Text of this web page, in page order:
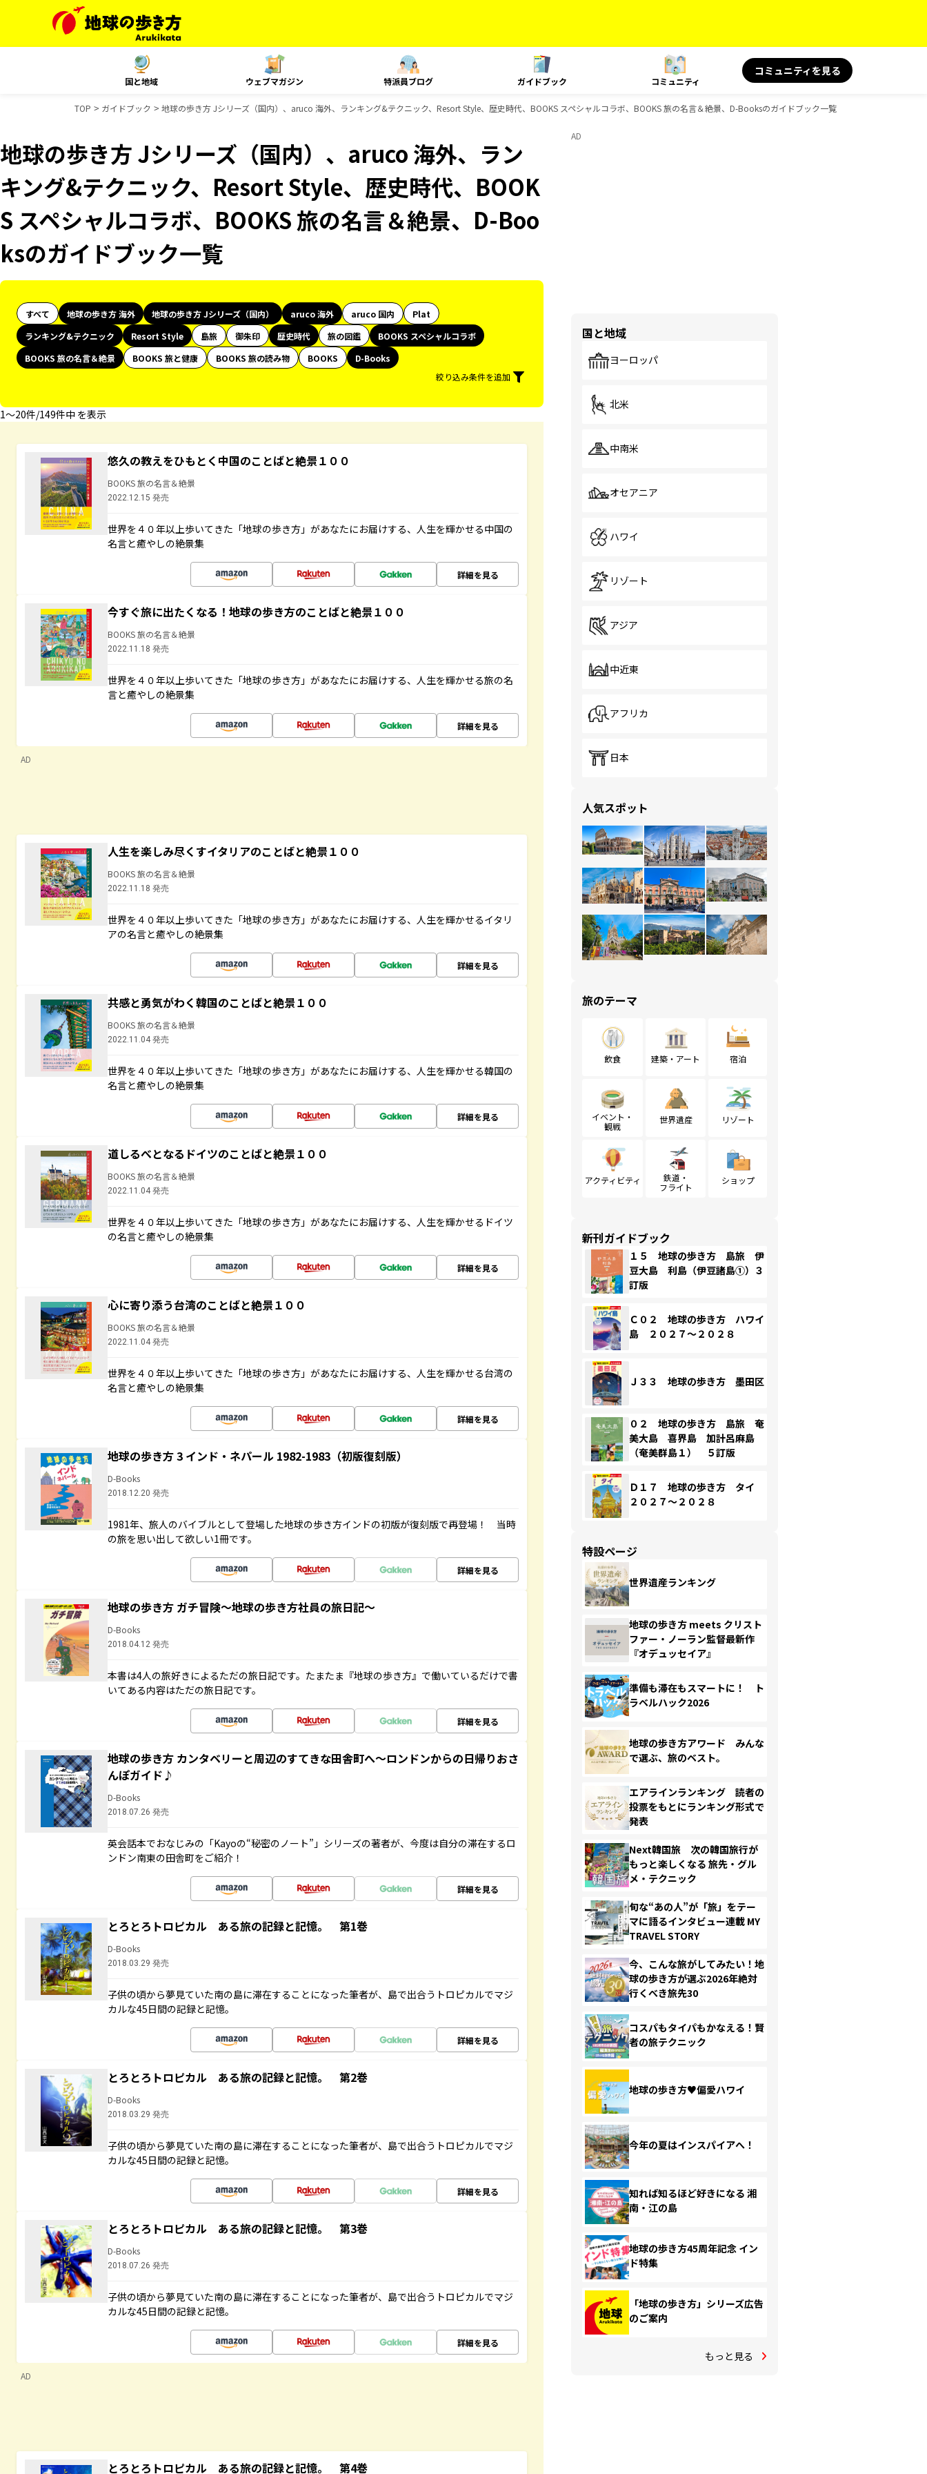
国と地域 ウェブマガジン 特派員ブログ ガイドブック コミュニティ
コミュニティを見る
TOP ガイドブック 地球の歩き方 Jシリーズ（国内）、aruco 海外、ランキング&テクニック、Resort Style、歴史時代、BOOKS スペシャルコラボ、BOOKS 旅の名言＆絶景、D-Booksのガイドブック一覧
地球の歩き方 Jシリーズ（国内）、aruco 海外、ラン
キング&テクニック、Resort Style、歴史時代、BOOK
S スペシャルコラボ、BOOKS 旅の名言＆絶景、D-Boo
ksのガイドブック一覧
すべて 地球の歩き方 海外 地球の歩き方 Jシリーズ（国内） aruco 海外 aruco 国内
Plat
ランキング&テクニック
Resort Style 島旅 御朱印 歴史時代 旅の図鑑
BOOKS スペシャルコラボ
BOOKS 旅の名言＆絶景
BOOKS 旅と健康 BOOKS 旅の読み物 BOOKS
D-Books
絞り込み条件を追加
1〜20件/149件中 を表示
悠久の教えをひもとく中国のことばと絶景１００
BOOKS 旅の名言＆絶景
2022.12.15 発売
世界を４０年以上歩いてきた「地球の歩き方」があなたにお届けする、人生を輝かせる中国の
名言と癒やしの絶景集
詳細を見る
今すぐ旅に出たくなる！地球の歩き方のことばと絶景１００
BOOKS 旅の名言＆絶景
2022.11.18 発売
世界を４０年以上歩いてきた「地球の歩き方」があなたにお届けする、人生を輝かせる旅の名
言と癒やしの絶景集
詳細を見る
AD
人生を楽しみ尽くすイタリアのことばと絶景１００
BOOKS 旅の名言＆絶景
2022.11.18 発売
世界を４０年以上歩いてきた「地球の歩き方」があなたにお届けする、人生を輝かせるイタリ
アの名言と癒やしの絶景集
詳細を見る
共感と勇気がわく韓国のことばと絶景１００
BOOKS 旅の名言＆絶景
2022.11.04 発売
世界を４０年以上歩いてきた「地球の歩き方」があなたにお届けする、人生を輝かせる韓国の
名言と癒やしの絶景集
詳細を見る
道しるべとなるドイツのことばと絶景１００
BOOKS 旅の名言＆絶景
2022.11.04 発売
世界を４０年以上歩いてきた「地球の歩き方」があなたにお届けする、人生を輝かせるドイツ
の名言と癒やしの絶景集
詳細を見る
心に寄り添う台湾のことばと絶景１００
BOOKS 旅の名言＆絶景
2022.11.04 発売
世界を４０年以上歩いてきた「地球の歩き方」があなたにお届けする、人生を輝かせる台湾の
名言と癒やしの絶景集
詳細を見る
地球の歩き方 3 インド・ネパール 1982-1983（初版復刻版）
D-Books
2018.12.20 発売
1981年、旅人のバイブルとして登場した地球の歩き方インドの初版が復刻版で再登場！ 当時
の旅を思い出して欲しい1冊です。
詳細を見る
地球の歩き方 ガチ冒険～地球の歩き方社員の旅日記～
D-Books
2018.04.12 発売
本書は4人の旅好きによるただの旅日記です。たまたま『地球の歩き方』で働いているだけで書
いてある内容はただの旅日記です。
詳細を見る
地球の歩き方 カンタベリーと周辺のすてきな田舎町へ～ロンドンからの日帰りおさ
んぽガイド♪
D-Books
2018.07.26 発売
英会話本でおなじみの「Kayoの“秘密のノート”」シリーズの著者が、今度は自分の滞在するロ
ンドン南東の田舎町をご紹介！
詳細を見る
とろとろトロピカル ある旅の記録と記憶。 第1巻
D-Books
2018.03.29 発売
子供の頃から夢見ていた南の島に滞在することになった筆者が、島で出合うトロピカルでマジ
カルな45日間の記録と記憶。
詳細を見る
とろとろトロピカル ある旅の記録と記憶。 第2巻
D-Books
2018.03.29 発売
子供の頃から夢見ていた南の島に滞在することになった筆者が、島で出合うトロピカルでマジ
カルな45日間の記録と記憶。
詳細を見る
とろとろトロピカル ある旅の記録と記憶。 第3巻
D-Books
2018.07.26 発売
子供の頃から夢見ていた南の島に滞在することになった筆者が、島で出合うトロピカルでマジ
カルな45日間の記録と記憶。
詳細を見る
AD
とろとろトロピカル ある旅の記録と記憶。 第4巻
AD
国と地域
ヨーロッパ
北米
中南米
オセアニア
ハワイ
リゾート
アジア
中近東
アフリカ
日本
人気スポット
旅のテーマ
飲食 建築・アート 宿泊
イベント・
観戦
世界遺産 リゾート
アクティビティ
鉄道・
フライト
ショップ
新刊ガイドブック
１５ 地球の歩き方 島旅 伊
豆大島 利島（伊豆諸島①）３
訂版
Ｃ０２ 地球の歩き方 ハワイ
島 ２０２７～２０２８
Ｊ３３ 地球の歩き方 墨田区
０２ 地球の歩き方 島旅 奄
美大島 喜界島 加計呂麻島
（奄美群島１） ５訂版
Ｄ１７ 地球の歩き方 タイ
２０２７～２０２８
特設ページ
世界遺産ランキング
地球の歩き方 meets クリスト
ファー・ノーラン監督最新作
『オデュッセイア』
準備も滞在もスマートに！ ト
ラベルハック2026
地球の歩き方アワード みんな
で選ぶ、旅のベスト。
エアラインランキング 読者の
投票をもとにランキング形式で
発表
Next韓国旅 次の韓国旅行が
もっと楽しくなる 旅先・グル
メ・テクニック
旬な“あの人”が「旅」をテー
マに語るインタビュー連載 MY
TRAVEL STORY
今、こんな旅がしてみたい！地
球の歩き方が選ぶ2026年絶対
行くべき旅先30
コスパもタイパもかなえる！賢
者の旅テクニック
地球の歩き方♥偏愛ハワイ
今年の夏はインスパイアへ！
知れば知るほど好きになる 湘
南・江の島
地球の歩き方45周年記念 イン
ド特集
「地球の歩き方」シリーズ広告
のご案内
もっと見る